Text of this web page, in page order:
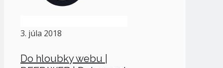
3. júla 2018
Do hloubky webu |